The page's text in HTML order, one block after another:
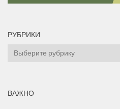
РУБРИКИ
Рубрики
ВАЖНО